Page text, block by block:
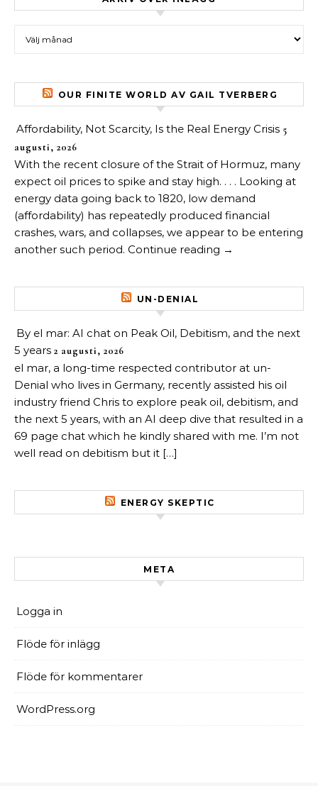
OUR FINITE WORLD AV GAIL TVERBERG
Affordability, Not Scarcity, Is the Real Energy Crisis 5
augusti, 2026
With the recent closure of the Strait of Hormuz, many
expect oil prices to spike and stay high. . . . Looking at
energy data going back to 1820, low demand
(affordability) has repeatedly produced financial
crashes, wars, and collapses, we appear to be entering
another such period. Continue reading →
UN-DENIAL
By el mar: AI chat on Peak Oil, Debitism, and the next
5 years 2 augusti, 2026
el mar, a long-time respected contributor at un-
Denial who lives in Germany, recently assisted his oil
industry friend Chris to explore peak oil, debitism, and
the next 5 years, with an AI deep dive that resulted in a
69 page chat which he kindly shared with me. I’m not
well read on debitism but it […]
ENERGY SKEPTIC
META
Logga in
Flöde för inlägg
Flöde för kommentarer
WordPress.org